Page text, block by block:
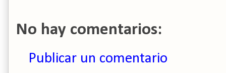
No hay comentarios:
Publicar un comentario